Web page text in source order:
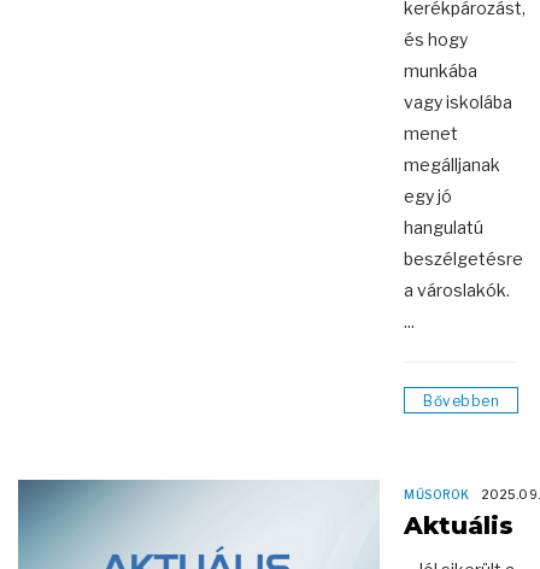
kerékpározást,
és hogy
munkába
vagy iskolába
menet
megálljanak
egy jó
hangulatú
beszélgetésre
a városlakók.
...
Bővebben
MŰSOROK
Aktuális